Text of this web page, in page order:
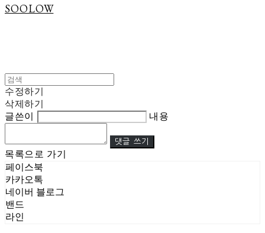
SOOLOW
수정하기
삭제하기
글쓴이
내용
댓글 쓰기
목록으로 가기
페이스북
카카오톡
네이버 블로그
밴드
라인